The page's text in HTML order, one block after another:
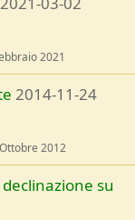
2021
2014-11-24
2012
su